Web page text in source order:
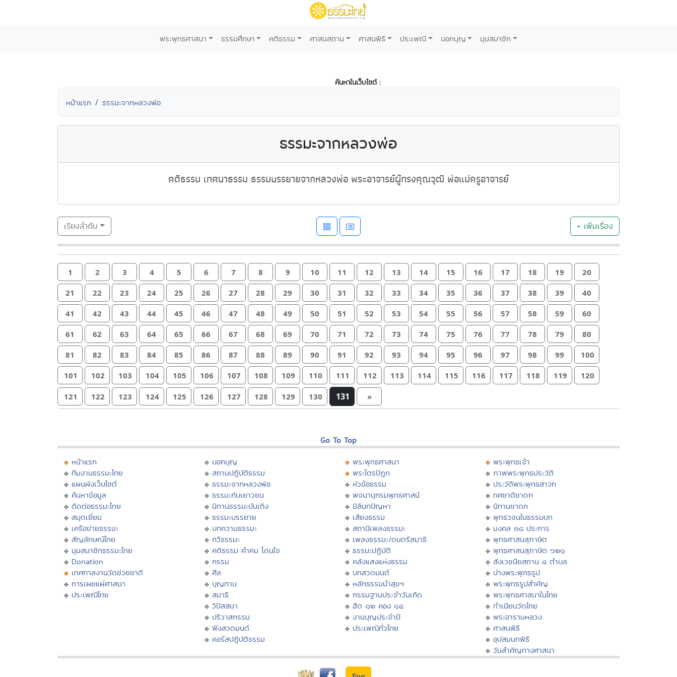
พระพุทธศาสนา ธรรมศึกษา คติธรรม ศาสนสถาน ศาสนพิธี ประเพณี บอกบุญ มุมสมาชิก
ค้นหาในเว็บไซต์ :
หน้าแรก ธรรมะจากหลวงพ่อ
ธรรมะจากหลวงพ่อ
คติธรรม เทศนาธรรม ธรรมบรรยายจากหลวงพ่อ พระอาจารย์ผู้ทรงคุณวุฒิ พ่อแม่ครูอาจารย์
เรียงลำดับ + เพิ่มเรื่อง
1 2 3 4 5 6 7 8 9 10 11 12 13 14 15 16 17 18 19 20
21 22 23 24 25 26 27 28 29 30 31 32 33 34 35 36 37 38 39 40
41 42 43 44 45 46 47 48 49 50 51 52 53 54 55 56 57 58 59 60
61 62 63 64 65 66 67 68 69 70 71 72 73 74 75 76 77 78 79 80
81 82 83 84 85 86 87 88 89 90 91 92 93 94 95 96 97 98 99 100
101 102 103 104 105 106 107 108 109 110 111 112 113 114 115 116 117 118 119 120
121 122 123 124 125 126 127 128 129 130 131 »
Go To Top
หน้าแรก
ทีมงานธรรมะไทย
แผนผังเว็บไซต์
ค้นหาข้อมูล
ติดต่อธรรมะไทย
สมุดเยี่ยม
เครือข่ายธรรมะ
สัญลักษณ์ไทย
มุมสมาชิกธรรมะไทย
Donation
เทศกาลงานวัดช่วยชาติ
การเผยแผ่ศาสนา
ประเพณีไทย
บอกบุญ
สถานปฏิบัติธรรม
ธรรมะจากหลวงพ่อ
ธรรมะกับเยาวชน
นิทานธรรมะบันเทิง
ธรรมะบรรยาย
บทความธรรมะ
กวีธรรมะ
คติธรรม คำคม โดนใจ
กรรม
ศีล
บุญทาน
สมาธิ
วิปัสสนา
ปริวาสกรรม
ฟังสวดมนต์
คอร์สปฏิบัติธรรม
พระพุทธศาสนา
พระไตรปิฏก
หัวข้อธรรม
พจนานุกรมพุทธศาสน์
มิลินทปัญหา
เสียงธรรม
สถานีเพลงธรรมะ
เพลงธรรมะ/ดนตรีสมาธิ
ธรรมะปฏิบัติ
คลังแสงแห่งธรรม
บทสวดมนต์
หลักธรรมนำสุขฯ
กรรมฐานประจำวันเกิด
ฮีต ๑๒ คอง ๑๔
งานบุญประจำปี
ประเพณีทั่วไทย
พระพุทธเจ้า
ภาพพระพุทธประวัติ
ประวัติพระพุทธสาวก
ทศชาติชาดก
นิทานชาดก
พุทธวจนในธรรมบท
มงคล ๓๘ ประการ
พุทธศาสนสุภาษิต
พุทธศาสนสุภาษิต ๖๒๑
สังเวชนียสถาน ๔ ตำบล
ปางพระพุทธรูป
พระพุทธรูปสำคัญ
พระพุทธศาสนาในไทย
ทำเนียบวัดไทย
พระอารามหลวง
ศาสนพิธี
อุปสมบทพิธี
วันสำคัญทางศาสนา